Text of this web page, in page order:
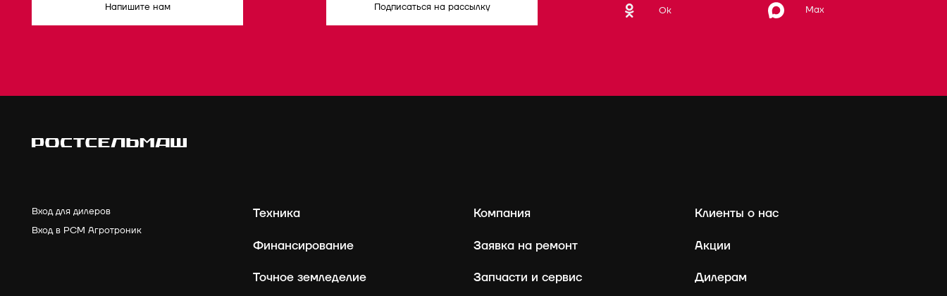
Напишите нам Подписаться на рассылку Ok Max
Вход для дилеров
Вход в РСМ Агротроник
Техника
Финансирование
Точное земледелие
Компания
Заявка на ремонт
Запчасти и сервис
Клиенты о нас
Акции
Дилерам